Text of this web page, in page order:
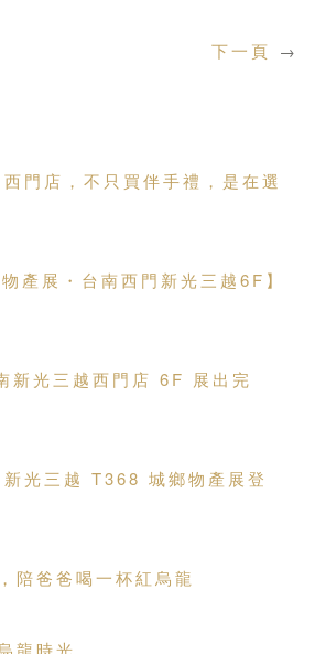
下一頁 →
門店，不只買伴手禮，是在選
產展・台南西門新光三越6F】
新光三越西門店 6F 展出完
光三越 T368 城鄉物產展登
陪爸爸喝一杯紅烏龍
龍時光